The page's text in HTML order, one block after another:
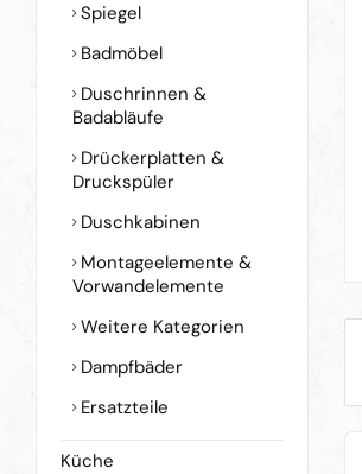
Spiegel
Badmöbel
Duschrinnen &
Badabläufe
Drückerplatten &
Druckspüler
Duschkabinen
Montageelemente &
Vorwandelemente
Weitere Kategorien
Dampfbäder
Ersatzteile
Küche